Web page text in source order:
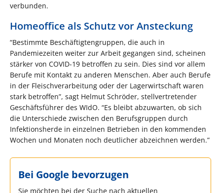
verbunden.
Homeoffice als Schutz vor Ansteckung
“Bestimmte Beschäftigtengruppen, die auch in
Pandemiezeiten weiter zur Arbeit gegangen sind, scheinen
stärker von COVID-19 betroffen zu sein. Dies sind vor allem
Berufe mit Kontakt zu anderen Menschen. Aber auch Berufe
in der Fleischverarbeitung oder der Lagerwirtschaft waren
stark betroffen”, sagt Helmut Schröder, stellvertretender
Geschäftsführer des WIdO. “Es bleibt abzuwarten, ob sich
die Unterschiede zwischen den Berufsgruppen durch
Infektionsherde in einzelnen Betrieben in den kommenden
Wochen und Monaten noch deutlicher abzeichnen werden.”
Bei Google bevorzugen
Sie möchten bei der Suche nach aktuellen